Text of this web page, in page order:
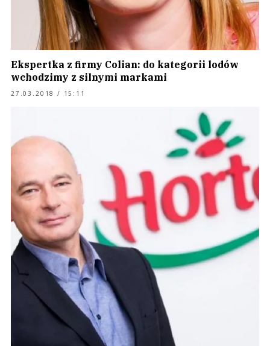
Ekspertka z firmy Colian: do kategorii lodów
wchodzimy z silnymi markami
27.03.2018 / 15:11